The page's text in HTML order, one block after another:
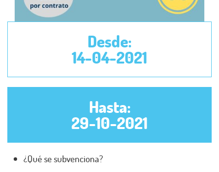
Desde:
14-04-2021
Hasta:
29-10-2021
¿Qué se subvenciona?